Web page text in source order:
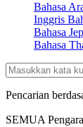
Bahasa
Inggris
Bahasa
Bahasa
Pencarian
SEMUA